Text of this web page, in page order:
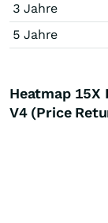
3 Jahre
5 Jahre
Heatmap 15X
V4 (Price